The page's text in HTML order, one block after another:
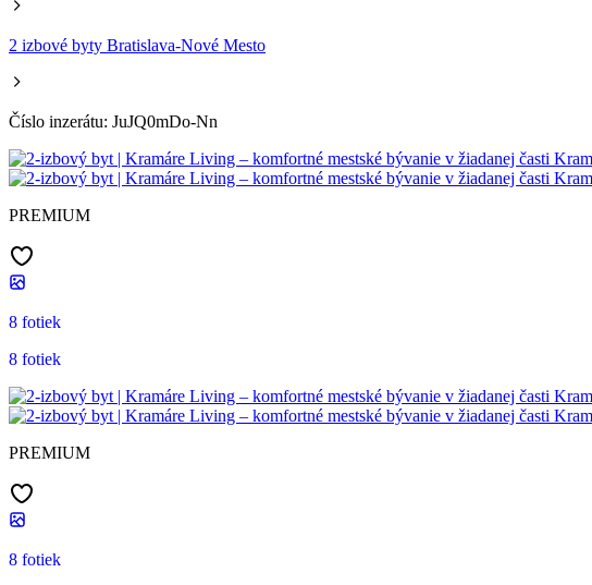
2 izbové byty Bratislava-Nové Mesto
Číslo inzerátu: JuJQ0mDo-Nn
PREMIUM
8 fotiek
8 fotiek
PREMIUM
8 fotiek